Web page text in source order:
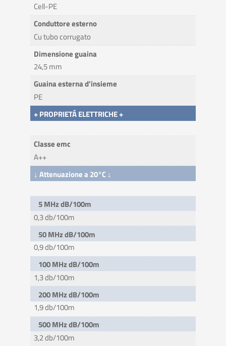
Cell-PE
Conduttore esterno
Cu tubo corrugato
Dimensione guaina
24,5 mm
Guaina esterna d'insieme
PE
+ PROPRIETÁ ELETTRICHE +
Classe emc
A++
↓ Attenuazione a 20°C ↓
5 MHz dB/100m
0,3 db/100m
50 MHz dB/100m
0,9 db/100m
100 MHz dB/100m
1,3 db/100m
200 MHz dB/100m
1,9 db/100m
500 MHz dB/100m
3,2 db/100m